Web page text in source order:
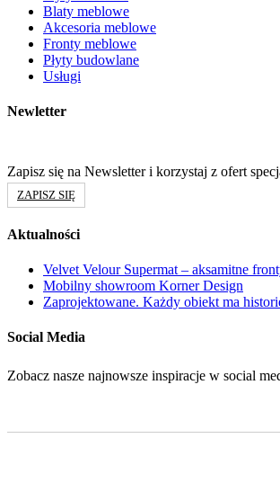
Blaty meblowe
Akcesoria meblowe
Fronty meblowe
Płyty budowlane
Usługi
Newletter
Zapisz się na Newsletter i korzystaj z ofert
ZAPISZ SIĘ
Aktualności
Velvet Velour Supermat – aksamitne
Mobilny showroom Korner Design
Zaprojektowane. Każdy obiekt ma
Social Media
Zobacz nasze najnowsze inspiracje w social